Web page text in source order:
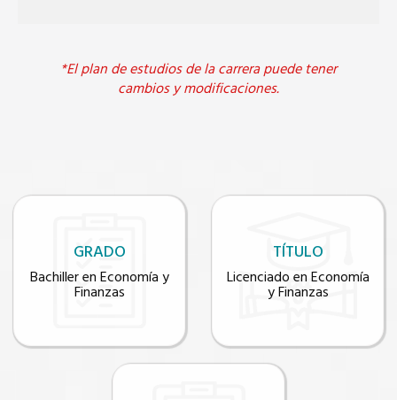
*El plan de estudios de la carrera puede tener
cambios y modificaciones.
GRADO
Bachiller en Economía y
Finanzas
TÍTULO
Licenciado en Economía
y Finanzas